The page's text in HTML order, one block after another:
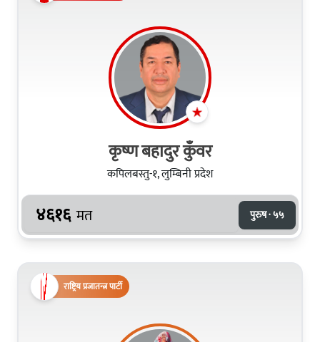
कृष्ण बहादुर कुँवर
कपिलबस्तु-१, लुम्बिनी प्रदेश
४६१६ मत पुरुष · ५५
राष्ट्रिय प्रजातन्त्र पार्टी